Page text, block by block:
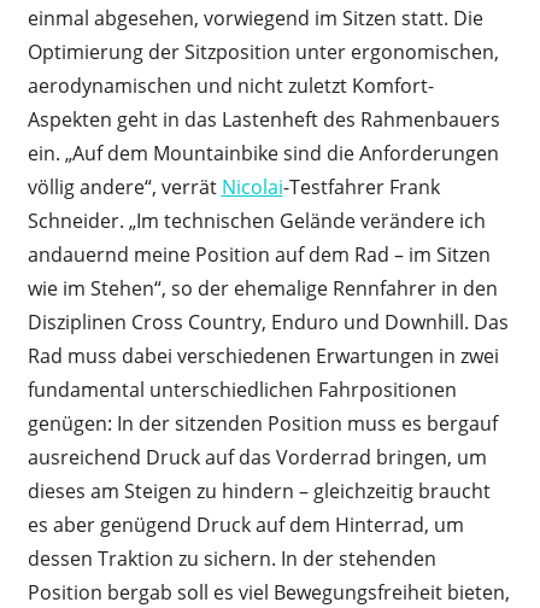
einmal abgesehen, vorwiegend im Sitzen statt. Die
Optimierung der Sitzposition unter ergonomischen,
aerodynamischen und nicht zuletzt Komfort-
Aspekten geht in das Lastenheft des Rahmenbauers
ein. „Auf dem Mountainbike sind die Anforderungen
völlig andere“, verrät Nicolai-Testfahrer Frank
Schneider. „Im technischen Gelände verändere ich
andauernd meine Position auf dem Rad – im Sitzen
wie im Stehen“, so der ehemalige Rennfahrer in den
Disziplinen Cross Country, Enduro und Downhill. Das
Rad muss dabei verschiedenen Erwartungen in zwei
fundamental unterschiedlichen Fahrpositionen
genügen: In der sitzenden Position muss es bergauf
ausreichend Druck auf das Vorderrad bringen, um
dieses am Steigen zu hindern – gleichzeitig braucht
es aber genügend Druck auf dem Hinterrad, um
dessen Traktion zu sichern. In der stehenden
Position bergab soll es viel Bewegungsfreiheit bieten,